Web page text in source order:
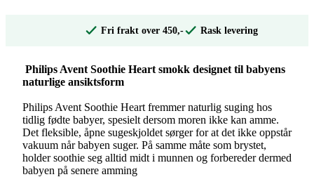
Fri frakt over 450,- Rask levering
Philips Avent Soothie Heart smokk designet til babyens
naturlige ansiktsform
Philips Avent Soothie Heart fremmer naturlig suging hos
tidlig fødte babyer, spesielt dersom moren ikke kan amme.
Det fleksible, åpne sugeskjoldet sørger for at det ikke oppstår
vakuum når babyen suger. På samme måte som brystet,
holder soothie seg alltid midt i munnen og forbereder dermed
babyen på senere amming